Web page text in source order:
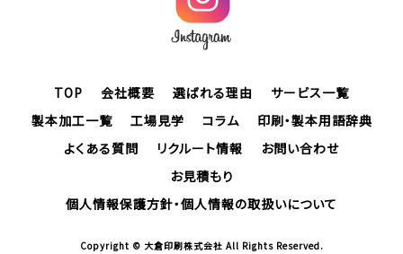
TOP 会社概要 選ばれる理由
サービス一覧
製本加工一覧
工場見学 コラム
印刷・製本用語辞典
よくある質問
リクルート情報
お問い合わせ
お見積もり
個人情報保護方針・個人情報の取扱いについて
Copyright © 大倉印刷株式会社 All Rights Reserved.